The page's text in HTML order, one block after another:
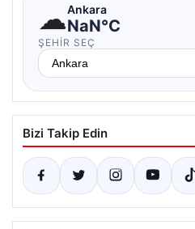
☁Ankara
NaN°C
ŞEHIR SEÇ
Bizi Takip Edin